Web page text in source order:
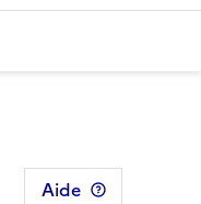
Aide